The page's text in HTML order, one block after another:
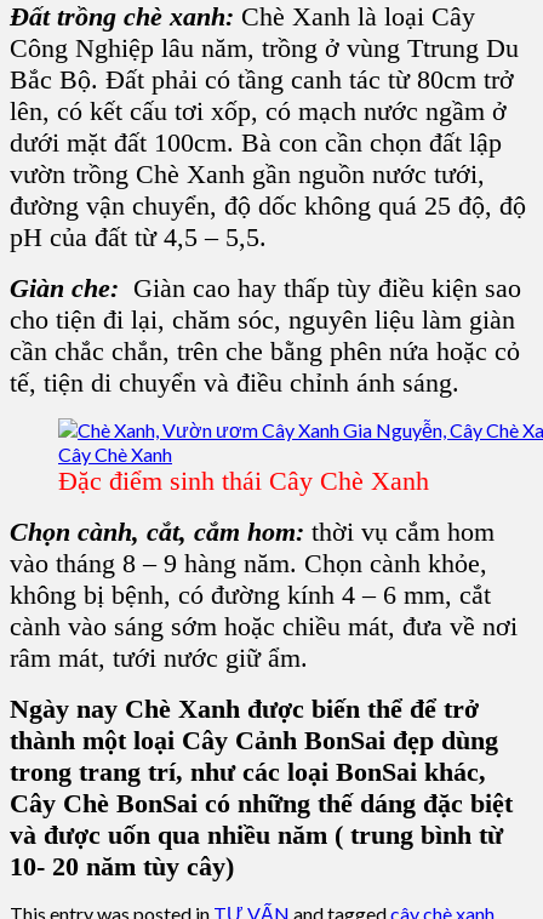
Đất trồng chè xanh: Chè Xanh là loại Cây
Công Nghiệp lâu năm, trồng ở vùng Ttrung Du
Bắc Bộ. Đất phải có tầng canh tác từ 80cm trở
lên, có kết cấu tơi xốp, có mạch nước ngầm ở
dưới mặt đất 100cm. Bà con cần chọn đất lập
vườn trồng Chè Xanh gần nguồn nước tưới,
đường vận chuyển, độ dốc không quá 25 độ, độ
pH của đất từ 4,5 – 5,5.
Giàn che: Giàn cao hay thấp tùy điều kiện sao
cho tiện đi lại, chăm sóc, nguyên liệu làm giàn
cần chắc chắn, trên che bằng phên nứa hoặc cỏ
tế, tiện di chuyển và điều chỉnh ánh sáng.
Đặc điểm sinh thái Cây Chè Xanh
Chọn cành, cắt, cắm hom: thời vụ cắm hom
vào tháng 8 – 9 hàng năm. Chọn cành khỏe,
không bị bệnh, có đường kính 4 – 6 mm, cắt
cành vào sáng sớm hoặc chiều mát, đưa về nơi
râm mát, tưới nước giữ ẩm.
Ngày nay Chè Xanh được biến thể để trở
thành một loại Cây Cảnh BonSai đẹp dùng
trong trang trí, như các loại BonSai khác,
Cây Chè BonSai có những thế dáng đặc biệt
và được uốn qua nhiều năm ( trung bình từ
10- 20 năm tùy cây)
This entry was posted in TƯ VẤN and taggedcây chè xanh